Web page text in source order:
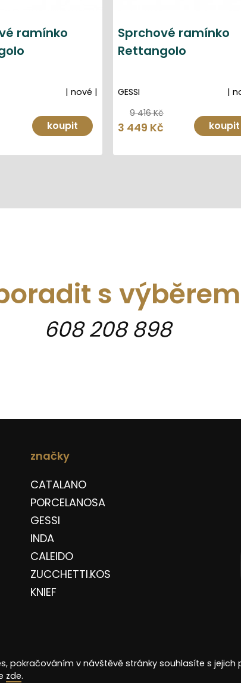
ramínko
| nové |
koupit
Sprchové ramínko
Rettangolo
|
GESSI
koupit
9 416 Kč
3 449 Kč
s
608 208 898
značky
CATALANO
PORCELANOSA
GESSI
INDA
CALEIDO
ZUCCHETTI.KOS
KNIEF
pokračováním v návštěvě stránky souhlasíte s
zde.